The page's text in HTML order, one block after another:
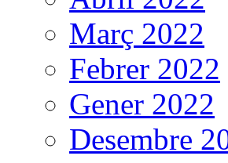
Març 2022
Febrer 2022
Gener 2022
Desembre